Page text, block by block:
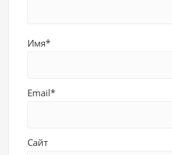
Имя*
Email*
Сайт